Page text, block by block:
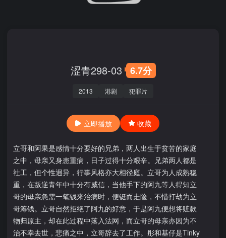
涩青298-03 6.7分
2013 港剧 犯罪片
立即播放 收藏
立哥和阿果是感情十分要好的兄弟，两人出生于贫苦的家庭
之中，母亲又身患重病，日子过得十分艰辛。兄弟两人都是
社工，但个性迥异，行事风格亦大相径庭。立哥为人成熟稳
重，在叛逆青年中十分有威信，当他手下的阿九等人得知立
哥的母亲急需一笔钱来治病时，便铤而走险，不惜打劫为立
哥筹钱。立哥自然拒绝了阿九的好意，于是阿九便想将赃款
物归原主，却在此过程中落入法网，而立哥的母亲亦因为不
治不幸去世，悲痛之中，立哥辞去了工作。彤和基仔是Tinky